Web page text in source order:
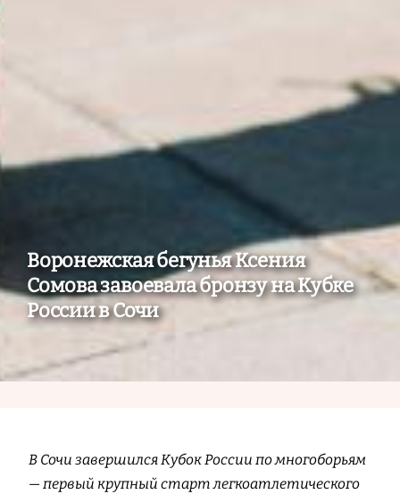
Воронежская бегунья Ксения
Сомова завоевала бронзу на Кубке
России в Сочи
В Сочи завершился Кубок России по многоборьям
— первый крупный старт легкоатлетического